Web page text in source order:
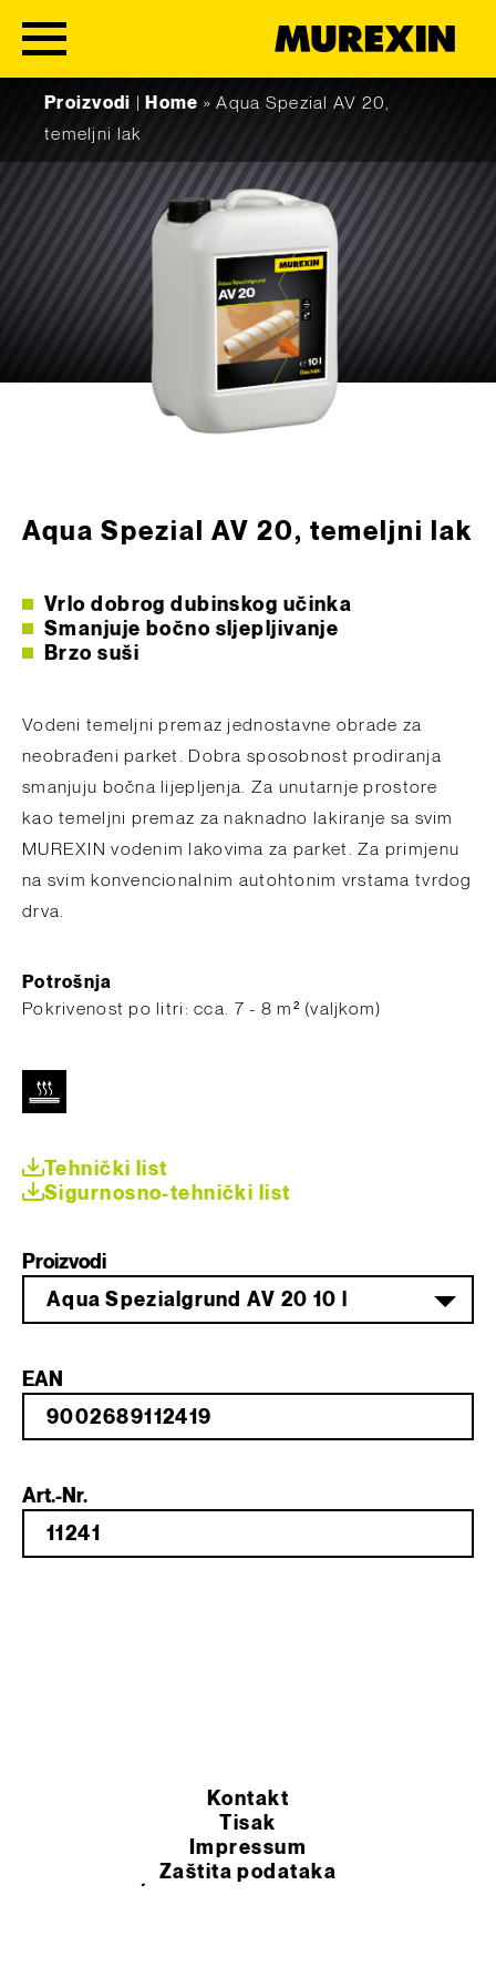
Proizvodi
Home »Aqua Spezial AV 20,
temeljni lak
Aqua Spezial AV 20, temeljni lak
Vrlo dobrog dubinskog učinka
Smanjuje bočno sljepljivanje
Brzo suši
Vodeni temeljni premaz jednostavne obrade za
neobrađeni parket. Dobra sposobnost prodiranja
smanjuju bočna lijepljenja. Za unutarnje prostore
kao temeljni premaz za naknadno lakiranje sa svim
MUREXIN vodenim lakovima za parket. Za primjenu
na svim konvencionalnim autohtonim vrstama tvrdog
drva.
Potrošnja
Pokrivenost po litri: cca. 7 - 8 m² (valjkom)
Tehnički list
Sigurnosno-tehnički list
Proizvodi
Aqua Spezialgrund AV 20 10 l
EAN
Art.-Nr.
Kontakt
Tisak
Impressum
Zaštita podataka